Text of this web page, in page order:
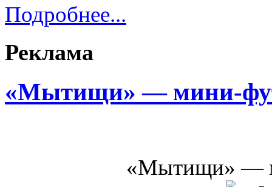
Подробнее...
Реклама
«Мытищи» — мини-
«Мытищи» —